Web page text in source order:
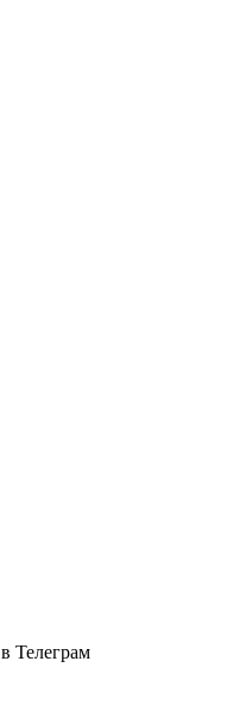
в Телеграм